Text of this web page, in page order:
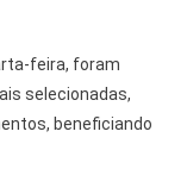
feira, foram
selecionadas,
beneficiando